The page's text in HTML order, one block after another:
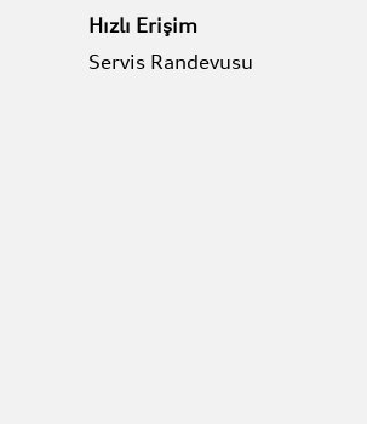
Hızlı Erişim
Servis Randevusu